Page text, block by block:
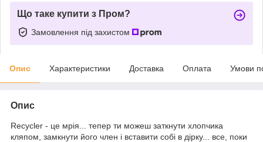
Що таке купити з Пром?
Замовлення під захистом
Опис Характеристики Доставка Оплата Умови
Опис
Recycler - це мрія... тепер ти можеш заткнути хлопчика
кляпом, замкнути його член і вставити собі в дірку... все, поки